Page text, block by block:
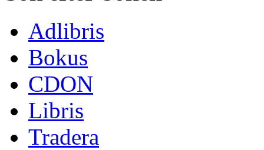
Adlibris
Bokus
CDON
Libris
Tradera